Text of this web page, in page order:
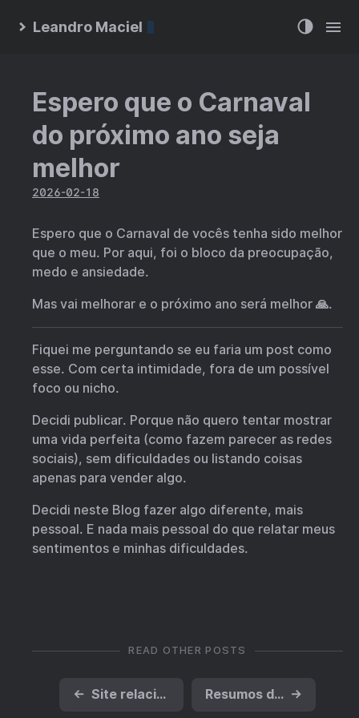
Leandro Maciel
Espero que o Carnaval
do próximo ano seja
melhor
2026-02-18
Espero que o Carnaval de vocês tenha sido melhor
que o meu. Por aqui, foi o bloco da preocupação,
medo e ansiedade.
Mas vai melhorar e o próximo ano será melhor 🙏.
Fiquei me perguntando se eu faria um post como
esse. Com certa intimidade, fora de um possível
foco ou nicho.
Decidi publicar. Porque não quero tentar mostrar
uma vida perfeita (como fazem parecer as redes
sociais), sem dificuldades ou listando coisas
apenas para vender algo.
Decidi neste Blog fazer algo diferente, mais
pessoal. E nada mais pessoal do que relatar meus
sentimentos e minhas dificuldades.
READ OTHER POSTS
← Site relaciona produtos e serviços digitais brasileiros Resumos de IA no YouTube →